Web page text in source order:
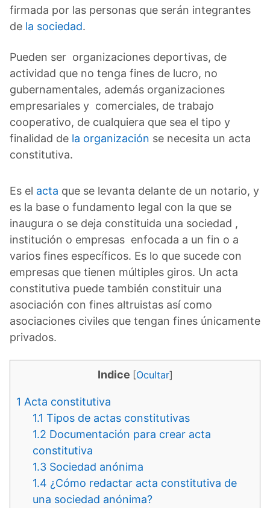
firmada por las personas que serán integrantes
de la sociedad.
Pueden ser organizaciones deportivas, de
actividad que no tenga fines de lucro, no
gubernamentales, además organizaciones
empresariales y comerciales, de trabajo
cooperativo, de cualquiera que sea el tipo y
finalidad de la organización se necesita un acta
constitutiva.
Es el acta que se levanta delante de un notario, y
es la base o fundamento legal con la que se
inaugura o se deja constituida una sociedad ,
institución o empresas enfocada a un fin o a
varios fines específicos. Es lo que sucede con
empresas que tienen múltiples giros. Un acta
constitutiva puede también constituir una
asociación con fines altruistas así como
asociaciones civiles que tengan fines únicamente
privados.
Indice [Ocultar]
1 Acta constitutiva
1.1 Tipos de actas constitutivas
1.2 Documentación para crear acta
constitutiva
1.3 Sociedad anónima
1.4 ¿Cómo redactar acta constitutiva de
una sociedad anónima?